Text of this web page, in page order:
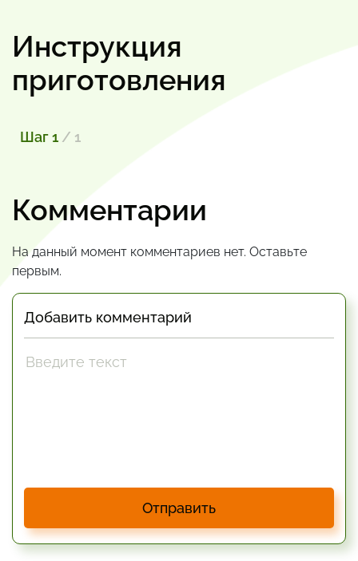
Инструкция
приготовления
Шаг 1 / 1
Комментарии
На данный момент комментариев нет. Оставьте
первым.
Добавить комментарий
Отправить